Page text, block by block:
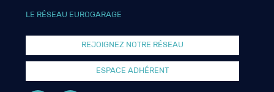
LE RÉSEAU EUROGARAGE
REJOIGNEZ NOTRE RÉSEAU
ESPACE ADHÉRENT